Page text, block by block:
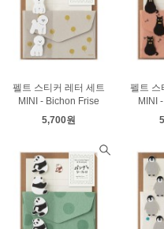
펠트 스티커 레터 세트
MINI - Bichon Frise
5,700원
펠트 스
MINI